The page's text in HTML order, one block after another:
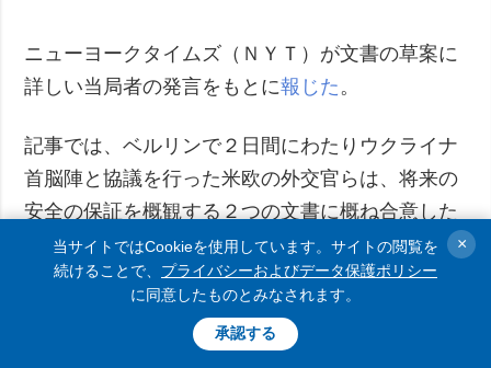
ニューヨークタイムズ（ＮＹＴ）が文書の草案に
詳しい当局者の発言をもとに報じた。
記事では、ベルリンで２日間にわたりウクライナ
首脳陣と協議を行った米欧の外交官らは、将来の
安全の保証を概観する２つの文書に概ね合意した
と指摘されている。これらは、停戦及び終戦を目
指す、より広範な合意の基礎となるべきものだと
いう。文書はまた、和平合意の枠内において、特
定の領土譲歩とＮＡＴＯへの正式な加盟の断念で
当サイトではCookieを使用しています。サイトの閲覧を
続けることで、 プライバシーおよびデータ保護ポリシー
に同意したものとみなされます。
承認する
×